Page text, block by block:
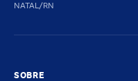
NATAL/RN
SOBRE